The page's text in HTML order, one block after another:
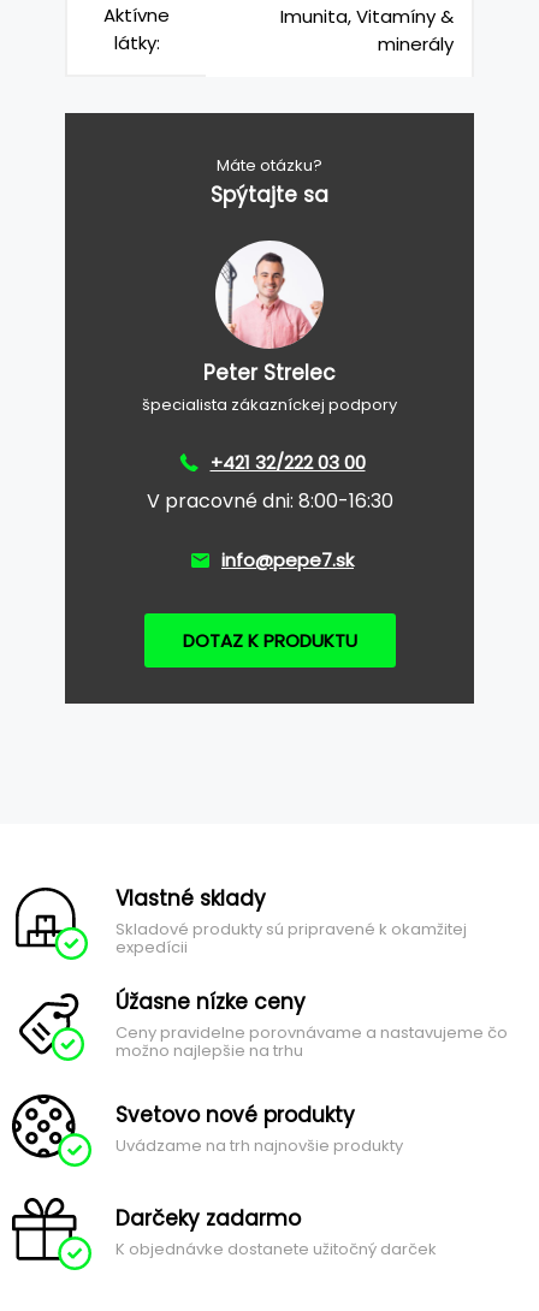
Aktívne
látky:
Imunita, Vitamíny &
minerály
Máte otázku?
Spýtajte sa
Peter Strelec
špecialista zákazníckej podpory
+421 32/222 03 00
V pracovné dni: 8:00-16:30
info@pepe7.sk
DOTAZ K PRODUKTU
Vlastné sklady
Skladové produkty sú pripravené k okamžitej
expedícii
Úžasne nízke ceny
Ceny pravidelne porovnávame a nastavujeme čo
možno najlepšie na trhu
Svetovo nové produkty
Uvádzame na trh najnovšie produkty
Darčeky zadarmo
K objednávke dostanete užitočný darček